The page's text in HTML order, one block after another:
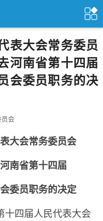
表大会常务委员
河南省第十四届
会委员职务的决
会
大会常务委员会
南省第十四届
委员职务的决定
十四届人民代表大会